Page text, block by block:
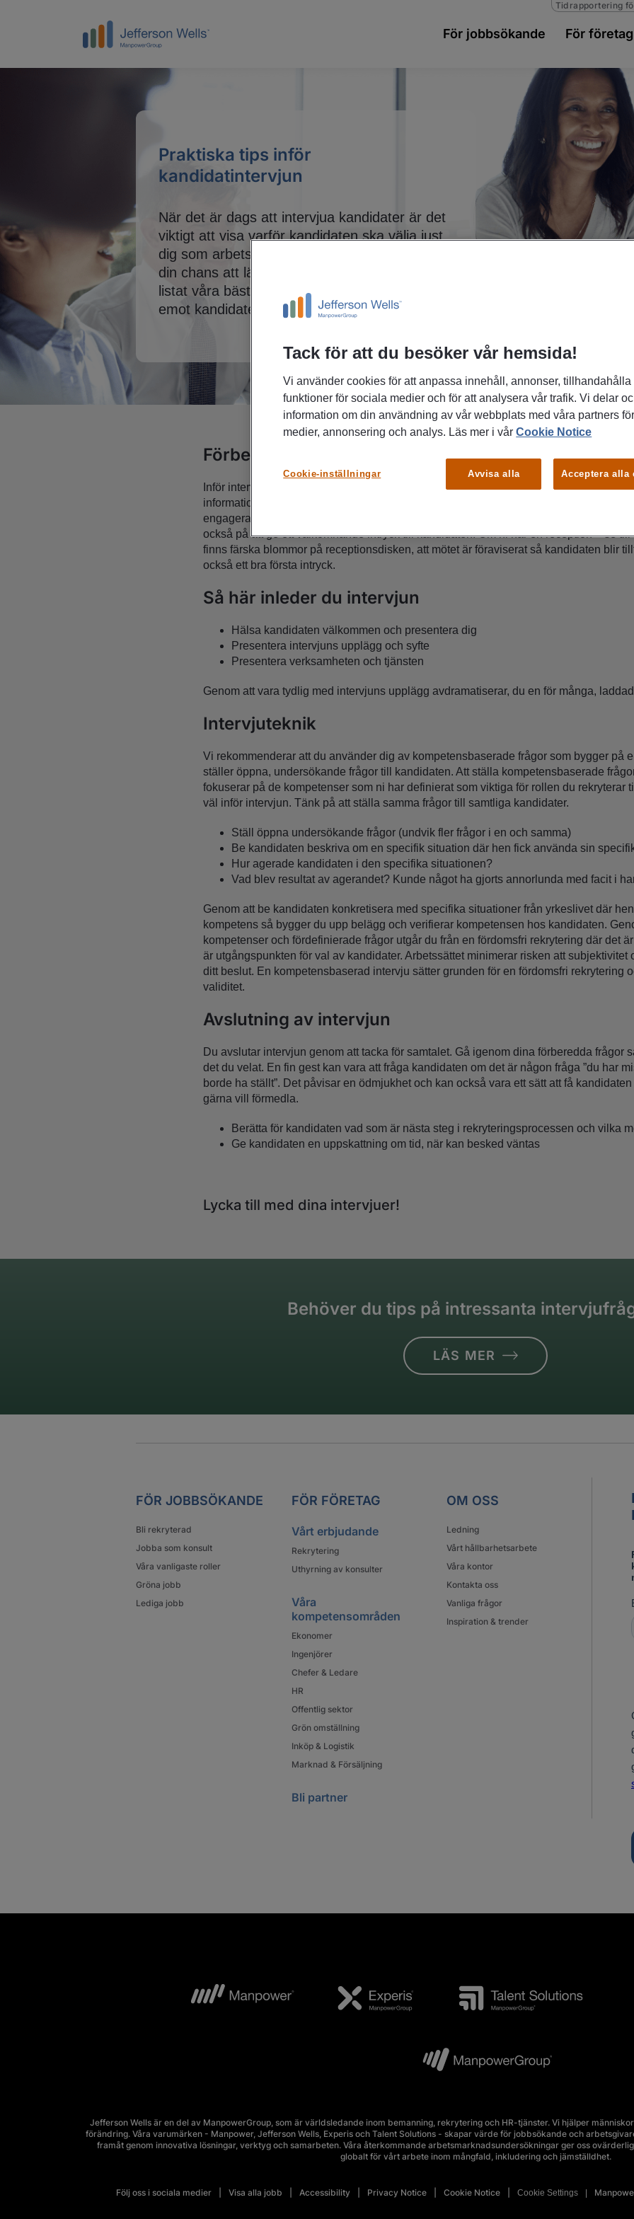
För jobbsökande För företag
Tidrapportering
Praktiska tips inför
kandidatintervjun
När det är dags att intervjua kandidater är det
viktigt att visa varför kandidaten ska välja just
dig som arbetsgivare. Arbetsintervjun är också
din chans att lära känna kandidaten. Här har vi
listat våra bästa tips till dig som snart ska ta
emot kandidater på arbetsintervju.
Förbered dig väl
Inför intervjuer med kandidater bör du vara väl förberedd och ha läst in dig på
information du har fått om kandidaten från din rekryteringskonsult. Att vara påläst
engagerat intryck till kandidaten. Förbered även specifika frågor till kandidaten som
också på att ge ett välkomnande intryck till kandidaten. Om ni har en reception – se
finns färska blommor på receptionsdisken, att mötet är föraviserat så kandidaten blir
också ett bra första intryck.
Så här inleder du intervjun
Hälsa kandidaten välkommen och presentera dig
Presentera intervjuns upplägg och syfte
Presentera verksamheten och tjänsten
Genom att vara tydlig med intervjuns upplägg avdramatiserar, du en för många,
Intervjuteknik
Vi rekommenderar att du använder dig av kompetensbaserade frågor som bygger på
ställer öppna, undersökande frågor till kandidaten. Att ställa kompetensbaserade
fokuserar på de kompetenser som ni har definierat som viktiga för rollen du rekryterar
väl inför intervjun. Tänk på att ställa samma frågor till samtliga kandidater.
Ställ öppna undersökande frågor (undvik fler frågor i en och samma)
Be kandidaten beskriva om en specifik situation där hen fick använda sin
Hur agerade kandidaten i den specifika situationen?
Vad blev resultat av agerandet? Kunde något ha gjorts annorlunda med facit i
Genom att be kandidaten konkretisera med specifika situationer från yrkeslivet där
kompetens så bygger du upp belägg och verifierar kompetensen hos kandidaten.
kompetenser och fördefinierade frågor utgår du från en fördomsfri rekrytering där det
är utgångspunkten för val av kandidater. Arbetssättet minimerar risken att subjektivitet
ditt beslut. En kompetensbaserad intervju sätter grunden för en fördomsfri rekrytering
validitet.
Avslutning av intervjun
Du avslutar intervjun genom att tacka för samtalet. Gå igenom dina förberedda frågor
det du velat. En fin gest kan vara att fråga kandidaten om det är någon fråga ”du har
borde ha ställt”. Det påvisar en ödmjukhet och kan också vara ett sätt att få
gärna vill förmedla.
Berätta för kandidaten vad som är nästa steg i rekryteringsprocessen och vilka
Ge kandidaten en uppskattning om tid, när kan besked väntas
Lycka till med dina intervjuer!
Behöver du tips på intressanta
LÄS MER
FÖR JOBBSÖKANDE
Bli rekryterad
Jobba som konsult
Våra vanligaste roller
Gröna jobb
Lediga jobb
FÖR FÖRETAG
Vårt erbjudande
Rekrytering
Uthyrning av konsulter
Våra
kompetensområden
Ekonomer
Ingenjörer
Chefer & Ledare
HR
Offentlig sektor
Grön omställning
Inköp & Logistik
Marknad & Försäljning
Bli partner
OM OSS
Ledning
Vårt hållbarhetsarbete
Våra kontor
Kontakta oss
Vanliga frågor
Inspiration & trender
Jefferson Wells är en del av ManpowerGroup, som är världsledande inom bemanning, rekrytering och HR-tjänster. Vi hjälper
förändring. Våra varumärken - Manpower, Jefferson Wells, Experis och Talent Solutions - skapar värde för jobbsökande och
framåt genom innovativa lösningar, verktyg och samarbeten. Våra återkommande arbetsmarknadsundersökningar ger oss
globalt för vårt arbete inom mångfald, inkludering och jämställdhet.
Följ oss i sociala medier Visa alla jobb Accessibility Privacy Notice Cookie Notice Cookie Settings
Tack för att du besöker vår hemsida!
Vi använder cookies för att anpassa innehåll, annonser, tillhandahålla
funktioner för sociala medier och för att analysera vår trafik. Vi delar
information om din användning av vår webbplats med våra partners
medier, annonsering och analys. Läs mer i vårCookie Notice
Avvisa alla Acceptera alla
Cookie-inställningar